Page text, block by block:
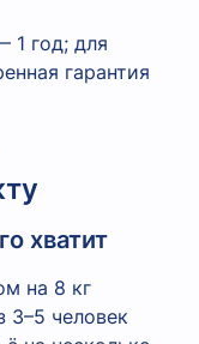
1 год; для
гарантия
хватит
на 8 кг
3–5 человек